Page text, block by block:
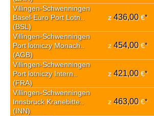
Villingen-Schwenningen
Basel-Euro Port Lotn..
(BSL)
z 436,00€*
Villingen-Schwenningen
Port lotniczy Monach..
(AGB)
z 454,00€*
Villingen-Schwenningen
Port lotniczy Intern..
(FRA)
z 421,00€*
Villingen-Schwenningen
Innsbruck Kranebitte..
(INN)
z 463,00€*